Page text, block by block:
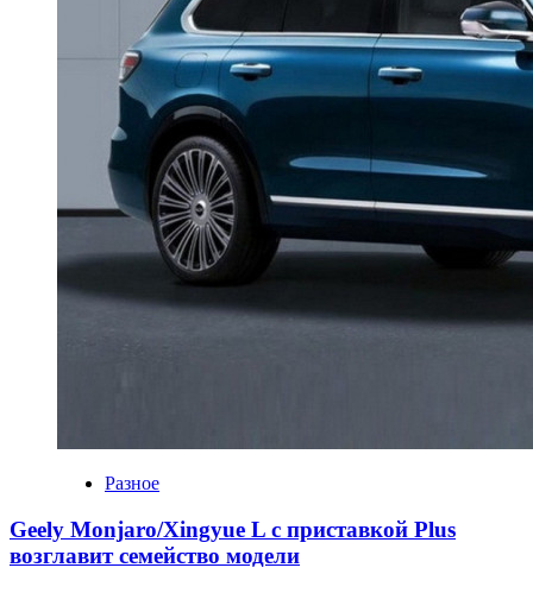
Разное
Geely Monjaro/Xingyue L с приставкой Plus
возглавит семейство модели